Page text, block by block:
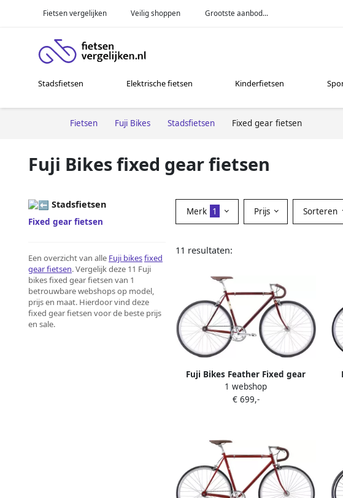
Fietsen vergelijken Veilig shoppen Grootste aanbod...
Stadsfietsen Elektrische fietsen Kinderfietsen
Fietsen Fuji Bikes Stadsfietsen Fixed gear fietsen
Fuji Bikes fixed gear fietsen
Stadsfietsen
Fixed gear fietsen
Een overzicht van alle Fuji bikesfixed
gear fietsen. Vergelijk deze 11 Fuji
bikes fixed gear fietsen van 1
betrouwbare webshops op model,
prijs en maat. Hierdoor vind deze
fixed gear fietsen voor de beste prijs
en sale.
Merk 1 Prijs Sorteren
11 resultaten:
Fuji Bikes Feather Fixed gear
Singlespeed fiets Copper
1 webshop
€ 699,-